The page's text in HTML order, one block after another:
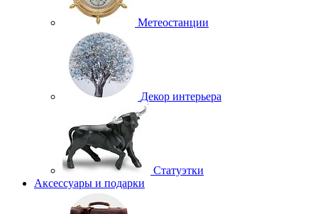
Метеостанции
Декор интерьера
Статуэтки
Аксессуары и подарки